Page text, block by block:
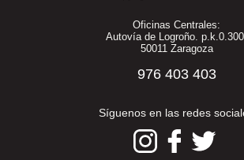
Oficinas Centrales:
Autovía de Logroño. p.k.0.300.
50011 Zaragoza
976 403 403
Síguenos en las redes